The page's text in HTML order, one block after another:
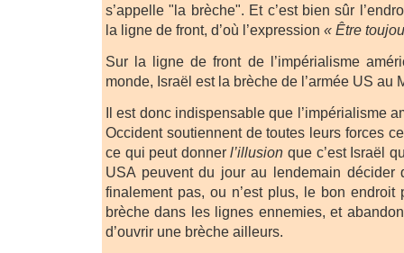
s’appelle "la brèche". Et c’est bien sûr
la ligne de front, d’où l’expression « Être
Sur la ligne de front de l’impérialisme
monde, Israël est la brèche de l’armée US au
Il est donc indispensable que l’impérialisme
Occident soutiennent de toutes leurs forces
ce qui peut donnerl’illusion que c’est Israël
USA peuvent du jour au lendemain décider
finalement pas, ou n’est plus, le bon endroit
brèche dans les lignes ennemies, et
d’ouvrir une brèche ailleurs.